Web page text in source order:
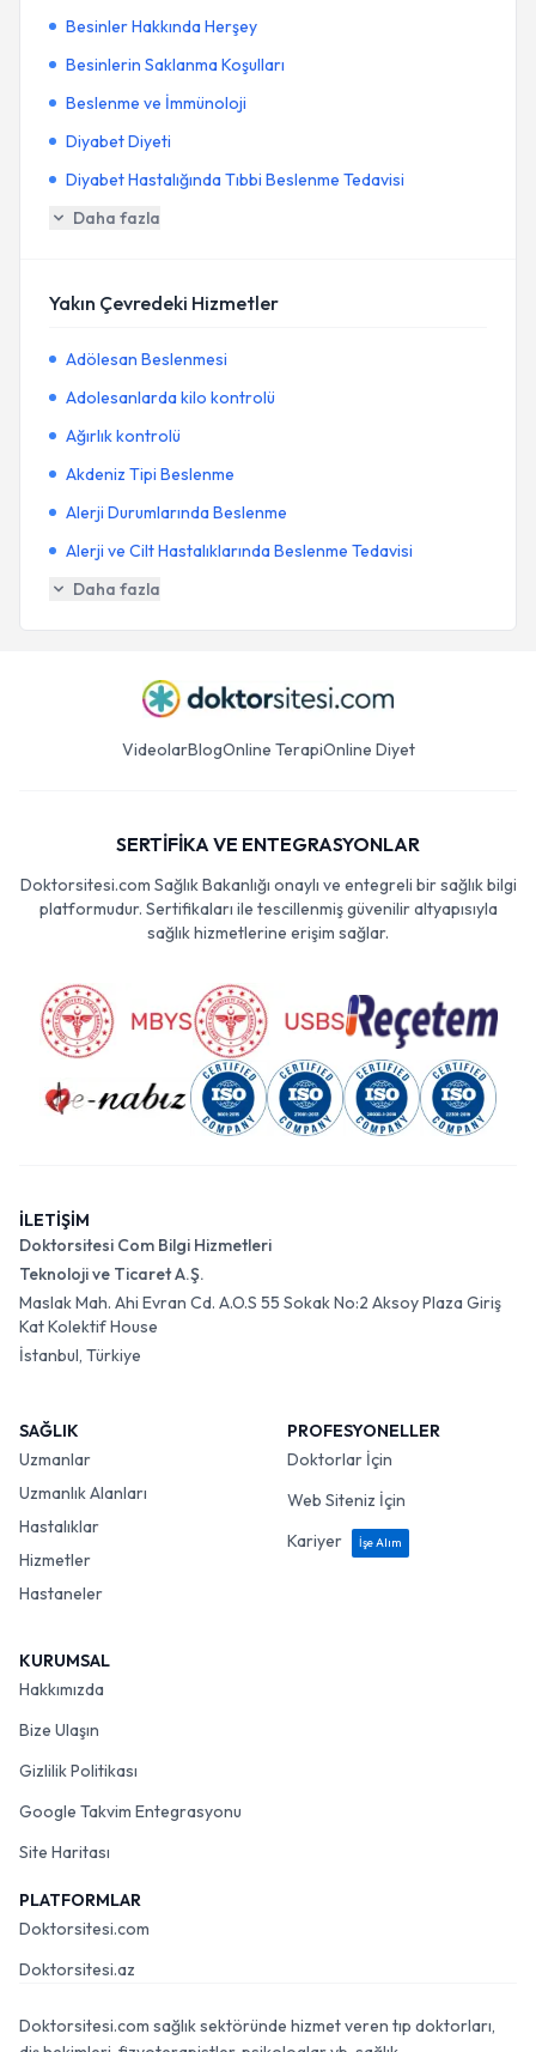
Besinler Hakkında Herşey
Besinlerin Saklanma Koşulları
Beslenme ve İmmünoloji
Diyabet Diyeti
Diyabet Hastalığında Tıbbi Beslenme Tedavisi
Daha fazla
Yakın Çevredeki Hizmetler
Adölesan Beslenmesi
Adolesanlarda kilo kontrolü
Ağırlık kontrolü
Akdeniz Tipi Beslenme
Alerji Durumlarında Beslenme
Alerji ve Cilt Hastalıklarında Beslenme Tedavisi
Daha fazla
VideolarBlogOnline TerapiOnline Diyet
SERTİFİKA VE ENTEGRASYONLAR
Doktorsitesi.com Sağlık Bakanlığı onaylı ve entegreli bir sağlık bilgi
platformudur. Sertifikaları ile tescillenmiş güvenilir altyapısıyla
sağlık hizmetlerine erişim sağlar.
İLETİŞİM
Doktorsitesi Com Bilgi Hizmetleri
Teknoloji ve Ticaret A.Ş.
Maslak Mah. Ahi Evran Cd. A.O.S 55 Sokak No:2 Aksoy Plaza Giriş
Kat Kolektif House
İstanbul, Türkiye
SAĞLIK
Uzmanlar
Uzmanlık Alanları
Hastalıklar
Hizmetler
Hastaneler
PROFESYONELLER
Doktorlar İçin
Web Siteniz İçin
Kariyer
İşe Alım
KURUMSAL
Hakkımızda
Bize Ulaşın
Gizlilik Politikası
Google Takvim Entegrasyonu
Site Haritası
PLATFORMLAR
Doktorsitesi.com
Doktorsitesi.az
Doktorsitesi.com sağlık sektöründe hizmet veren tıp doktorları,